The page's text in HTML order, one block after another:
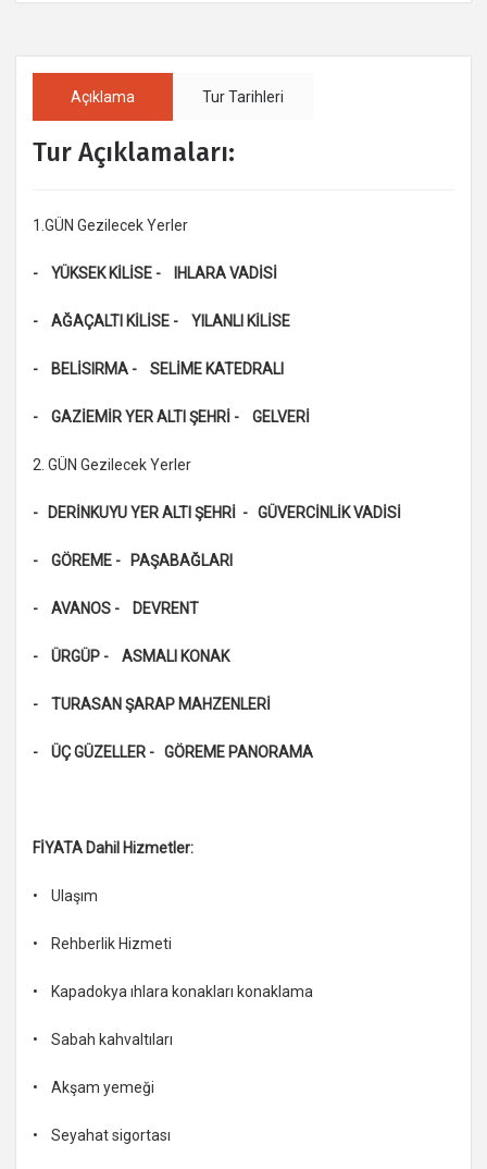
Açıklama Tur Tarihleri
Tur Açıklamaları:
1.GÜN Gezilecek Yerler
- YÜKSEK KİLİSE - IHLARA VADİSİ
- AĞAÇALTI KİLİSE - YILANLI KİLİSE
- BELİSIRMA - SELİME KATEDRALI
- GAZİEMİR YER ALTI ŞEHRİ - GELVERİ
2. GÜN Gezilecek Yerler
- DERİNKUYU YER ALTI ŞEHRİ - GÜVERCİNLİK VADİSİ
- GÖREME - PAŞABAĞLARI
- AVANOS - DEVRENT
- ÜRGÜP - ASMALI KONAK
- TURASAN ŞARAP MAHZENLERİ
- ÜÇ GÜZELLER - GÖREME PANORAMA
FİYATA Dahil Hizmetler:
• Ulaşım
• Rehberlik Hizmeti
• Kapadokya ıhlara konakları konaklama
• Sabah kahvaltıları
• Akşam yemeği
• Seyahat sigortası